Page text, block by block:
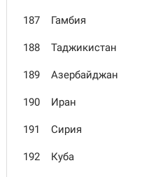
187 Гамбия
188 Таджики­стан
189 Азербай­джан
190 Иран
191 Сирия
192 Куба